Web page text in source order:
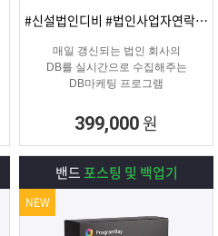
#신설법인디비 #법인사업자연락처 #신규법인
매일 갱신되는 법인 회사의
DB를 실시간으로 수집해주는
DB마케팅 프로그램
399,000 원
밴드포스팅 및 백업기
NEW